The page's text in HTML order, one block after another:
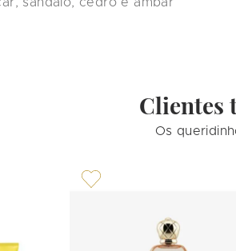
sândalo, cedro e âmbar
Clientes
Os